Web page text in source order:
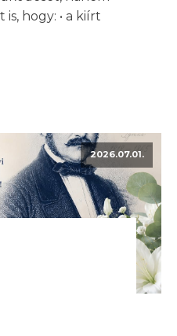
hogy: • a kiírt
2026.07.01.